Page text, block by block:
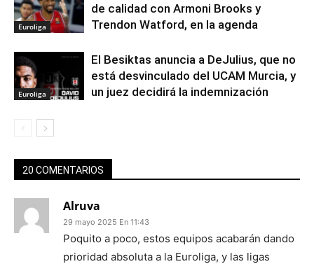
Euroliga
de calidad con Armoni Brooks y
Trendon Watford, en la agenda
Euroliga
El Besiktas anuncia a DeJulius, que no
está desvinculado del UCAM Murcia, y
un juez decidirá la indemnización
20 COMENTARIOS
Alruva
29 mayo 2025 En 11:43
Poquito a poco, estos equipos acabarán dando
prioridad absoluta a la Euroliga, y las ligas